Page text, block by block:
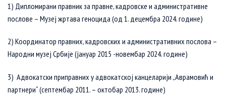
1) Дипломирани правник за правне, кадровске и административне
послове – Музеј жртава геноцида (од 1. децембра 2024. године)
2) Координатор правних, кадровских и административних послова –
Народни музеј Србије (јануар 2015 -новембар 2024. године)
3) Адвокатски приправних у адвокатској канцеларији „Аврамовић и
партнери“ (септембар 2011. – октобар 2013. године)